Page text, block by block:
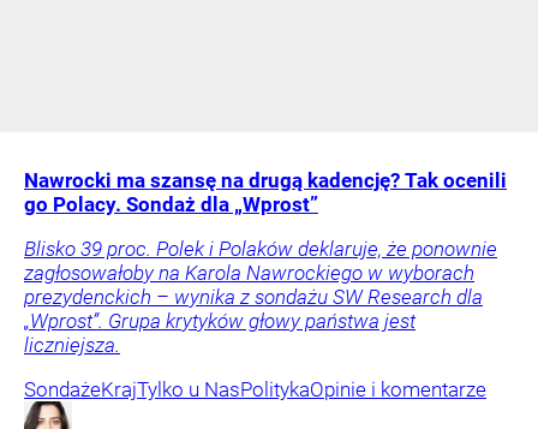
Nawrocki ma szansę na drugą kadencję? Tak ocenili
go Polacy. Sondaż dla „Wprost”
Blisko 39 proc. Polek i Polaków deklaruje, że ponownie
zagłosowałoby na Karola Nawrockiego w wyborach
prezydenckich – wynika z sondażu SW Research dla
„Wprost”. Grupa krytyków głowy państwa jest
liczniejsza.
SondażeKrajTylko u NasPolitykaOpinie i komentarze